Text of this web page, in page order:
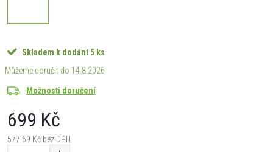
Skladem k dodání 5 ks
14.8.2026
Možnosti doručení
699 Kč
577,69 Kč bez DPH